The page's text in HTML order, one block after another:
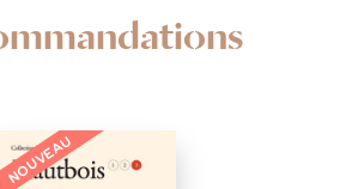
NOUVEAU